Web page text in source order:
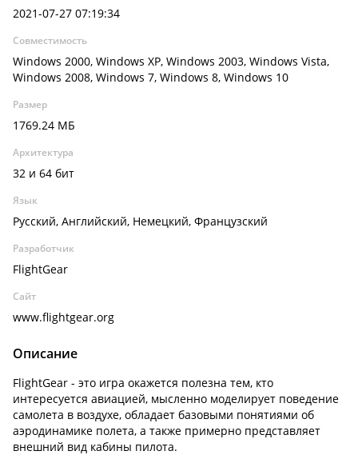
2021-07-27 07:19:34
Совместимость
Windows 2000, Windows XP, Windows 2003, Windows Vista,
Windows 2008, Windows 7, Windows 8, Windows 10
Размер
1769.24 МБ
Архитектура
32 и 64 бит
Язык
Русский, Английский, Немецкий, Французский
Разработчик
FlightGear
Сайт
www.flightgear.org
Описание
FlightGear - это игра окажется полезна тем, кто
интересуется авиацией, мысленно моделирует поведение
самолета в воздухе, обладает базовыми понятиями об
аэродинамике полета, а также примерно представляет
внешний вид кабины пилота.